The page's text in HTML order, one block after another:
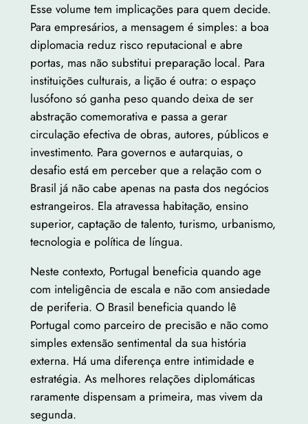
Esse volume tem implicações para quem decide.
Para empresários, a mensagem é simples: a boa
diplomacia reduz risco reputacional e abre
portas, mas não substitui preparação local. Para
instituições culturais, a lição é outra: o espaço
lusófono só ganha peso quando deixa de ser
abstração comemorativa e passa a gerar
circulação efectiva de obras, autores, públicos e
investimento. Para governos e autarquias, o
desafio está em perceber que a relação com o
Brasil já não cabe apenas na pasta dos negócios
estrangeiros. Ela atravessa habitação, ensino
superior, captação de talento, turismo, urbanismo,
tecnologia e política de língua.
Neste contexto, Portugal beneficia quando age
com inteligência de escala e não com ansiedade
de periferia. O Brasil beneficia quando lê
Portugal como parceiro de precisão e não como
simples extensão sentimental da sua história
externa. Há uma diferença entre intimidade e
estratégia. As melhores relações diplomáticas
raramente dispensam a primeira, mas vivem da
segunda.